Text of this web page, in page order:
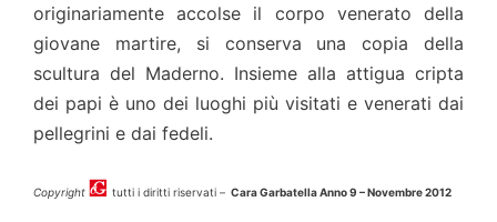
originariamente accolse il corpo venerato della
giovane martire, si conserva una copia della
scultura del Maderno. Insieme alla attigua cripta
dei papi è uno dei luoghi più visitati e venerati dai
pellegrini e dai fedeli.
Copyright tutti i diritti riservati – Cara Garbatella Anno 9 – Novembre 2012